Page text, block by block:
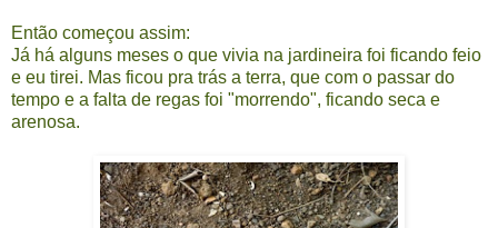
Então começou assim:
Já há alguns meses o que vivia na jardineira foi ficando feio
e eu tirei. Mas ficou pra trás a terra, que com o passar do
tempo e a falta de regas foi "morrendo", ficando seca e
arenosa.